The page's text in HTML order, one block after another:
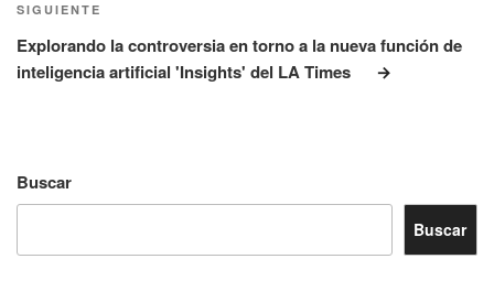
Siguiente
entrada
SIGUIENTE
Explorando la controversia en torno a la nueva función de
inteligencia artificial 'Insights' del LA Times
Buscar
Buscar